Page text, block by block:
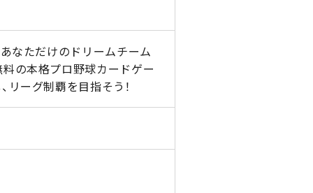
なただけのドリームチーム
の本格プロ野球カードゲー
ーグ制覇を目指そう！